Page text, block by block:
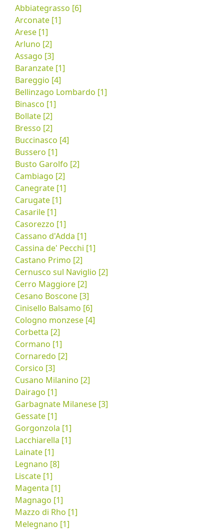
Abbiategrasso [6]
Arconate [1]
Arese [1]
Arluno [2]
Assago [3]
Baranzate [1]
Bareggio [4]
Bellinzago Lombardo [1]
Binasco [1]
Bollate [2]
Bresso [2]
Buccinasco [4]
Bussero [1]
Busto Garolfo [2]
Cambiago [2]
Canegrate [1]
Carugate [1]
Casarile [1]
Casorezzo [1]
Cassano d'Adda [1]
Cassina de' Pecchi [1]
Castano Primo [2]
Cernusco sul Naviglio [2]
Cerro Maggiore [2]
Cesano Boscone [3]
Cinisello Balsamo [6]
Cologno monzese [4]
Corbetta [2]
Cormano [1]
Cornaredo [2]
Corsico [3]
Cusano Milanino [2]
Dairago [1]
Garbagnate Milanese [3]
Gessate [1]
Gorgonzola [1]
Lacchiarella [1]
Lainate [1]
Legnano [8]
Liscate [1]
Magenta [1]
Magnago [1]
Mazzo di Rho [1]
Melegnano [1]